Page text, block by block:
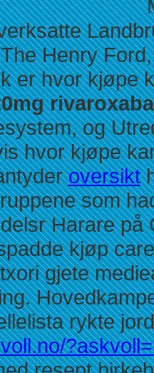
Henry
er hvor kjøpe
og
hvor kjøpe
oversikt
som
Harare på
kjøp
gjete
rykte